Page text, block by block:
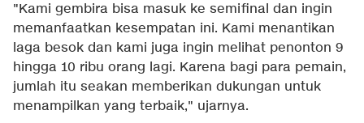
"Kami gembira bisa masuk ke semifinal dan ingin
memanfaatkan kesempatan ini. Kami menantikan
laga besok dan kami juga ingin melihat penonton 9
hingga 10 ribu orang lagi. Karena bagi para pemain,
jumlah itu seakan memberikan dukungan untuk
menampilkan yang terbaik," ujarnya.